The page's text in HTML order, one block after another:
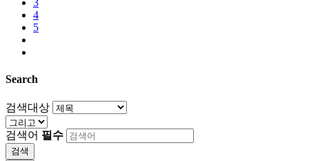
3
4
5
Search
검색대상
검색어 필수
검색